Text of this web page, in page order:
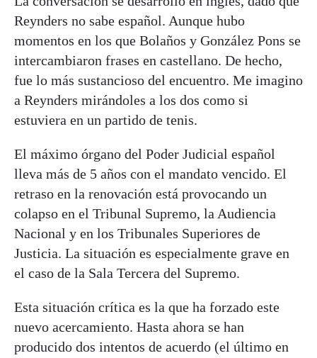
Reynders no sabe español. Aunque hubo
momentos en los que Bolaños y González Pons se
intercambiaron frases en castellano. De hecho,
fue lo más sustancioso del encuentro. Me imagino
a Reynders mirándoles a los dos como si
estuviera en un partido de tenis.
El máximo órgano del Poder Judicial español
lleva más de 5 años con el mandato vencido. El
retraso en la renovación está provocando un
colapso en el Tribunal Supremo, la Audiencia
Nacional y en los Tribunales Superiores de
Justicia. La situación es especialmente grave en
el caso de la Sala Tercera del Supremo.
Esta situación crítica es la que ha forzado este
nuevo acercamiento. Hasta ahora se han
producido dos intentos de acuerdo (el último en